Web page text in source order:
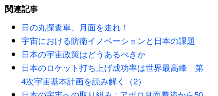
関連記事
日の丸探査車、月面を走れ！
宇宙における防衛イノベーションと日本の課題
日本の宇宙政策はどうあるべきか
日本のロケット打ち上げ成功率は世界最高峰｜第
4次宇宙基本計画を読み解く（2）